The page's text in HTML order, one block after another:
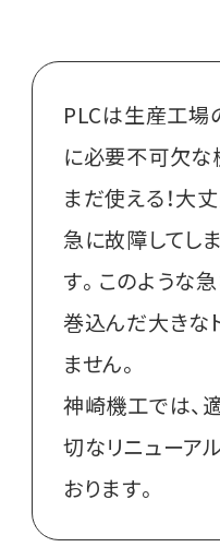
PLCは生産工場
に必要不可欠な
まだ使える！大
急に故障してし
す。このような
巻込んだ大きな
ません。
神崎機工では、
切なリニューア
おります。